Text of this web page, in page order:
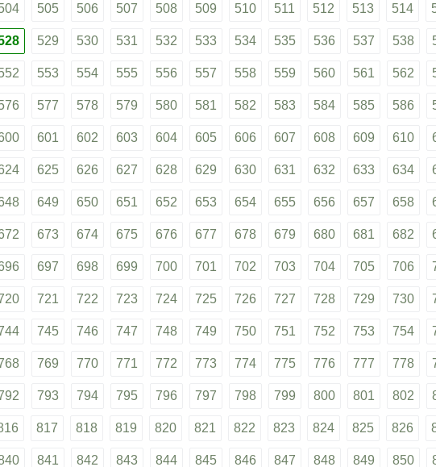
505 506 507 508 509 510 511 512 513 514
529 530 531 532 533 534 535 536 537 538
553 554 555 556 557 558 559 560 561 562
577 578 579 580 581 582 583 584 585 586
601 602 603 604 605 606 607 608 609 610
625 626 627 628 629 630 631 632 633 634
649 650 651 652 653 654 655 656 657 658
673 674 675 676 677 678 679 680 681 682
697 698 699 700 701 702 703 704 705 706
721 722 723 724 725 726 727 728 729 730
745 746 747 748 749 750 751 752 753 754
769 770 771 772 773 774 775 776 777 778
793 794 795 796 797 798 799 800 801 802
817 818 819 820 821 822 823 824 825 826
841 842 843 844 845 846 847 848 849 850